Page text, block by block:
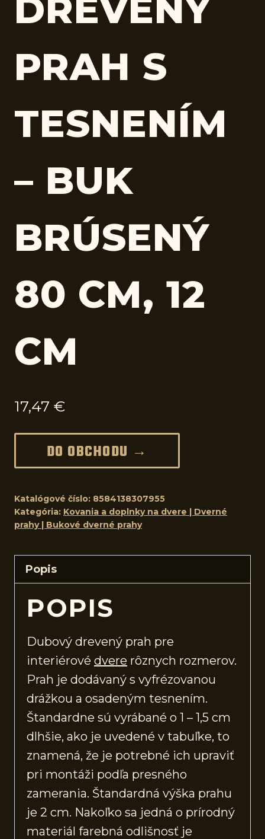
DREVENÝ
PRAH S
TESNENÍM
– BUK
BRÚSENÝ
80 CM, 12
CM
17,47 €
DO OBCHODU →
Katalógové číslo: 8584138307955
Kategória: Kovania a doplnky na dvere | Dverné
prahy | Bukové dverné prahy
Popis
POPIS
Dubový drevený prah pre
interiérové dvere rôznych rozmerov.
Prah je dodávaný s vyfrézovanou
drážkou a osadeným tesnením.
Štandardne sú vyrábané o 1 – 1,5 cm
dlhšie, ako je uvedené v tabuľke, to
znamená, že je potrebné ich upraviť
pri montáži podľa presného
zamerania. Štandardná výška prahu
je 2 cm. Nakoľko sa jedná o prírodný
materiál farebná odlišnosť je